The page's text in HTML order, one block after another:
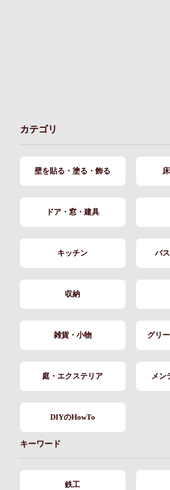
カテゴリ
壁を貼る・塗る・飾る
ドア・窓・建具
キッチン バ
収納
雑貨・小物 グリ
庭・エクステリア メン
DIYのHowTo
キーワード
鉄工